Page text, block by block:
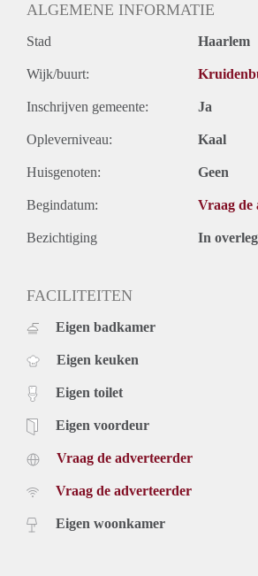
ALGEMENE INFORMATIE
Stad Haarlem
Wijk/buurt:
Inschrijven gemeente: Ja
Opleverniveau: Kaal
Huisgenoten: Geen
Begindatum: Vraag de
Bezichtiging In overleg
FACILITEITEN
Eigen badkamer
Eigen keuken
Eigen toilet
Eigen voordeur
Vraag de adverteerder
Vraag de adverteerder
Eigen woonkamer